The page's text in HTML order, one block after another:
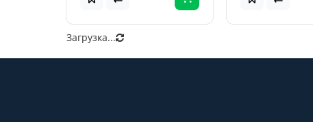
Загрузка...